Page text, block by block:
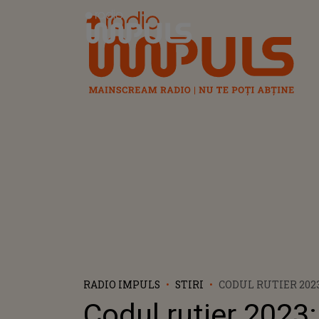
Radio Impuls
RADIO IMPULS STIRI
CODUL RUTIER
MAȘINA CU ITP-UL